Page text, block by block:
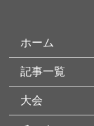
ホーム
記事一覧
大会